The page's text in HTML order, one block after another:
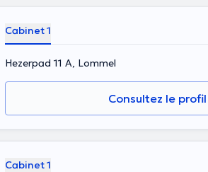
Cabinet 1
Hezerpad 11 A, Lommel
Consultez le profil
Cabinet 1